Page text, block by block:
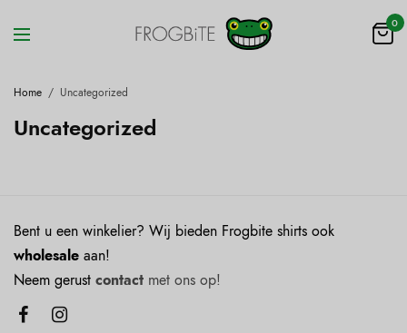
0
Home / Uncategorized
Uncategorized
Bent u een winkelier? Wij bieden Frogbite shirts ook
wholesale aan!
Neem gerustcontact met ons op!